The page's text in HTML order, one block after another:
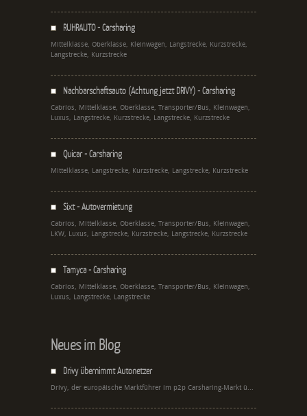
RUHRAUTO - Carsharing
Mittelklasse, Oberklasse, Kleinwagen, Langstrecke, Kurzstrecke,
Langstrecke, Kurzstrecke
Nachbarschaftsauto (Achtung jetzt DRIVY) - Carsharing
Cabrios, Mittelklasse, Oberklasse, Transporter/Bus, Kleinwagen,
Luxus, Langstrecke, Kurzstrecke, Langstrecke, Kurzstrecke
Quicar - Carsharing
Mittelklasse, Langstrecke, Kurzstrecke, Langstrecke, Kurzstrecke
Sixt - Autovermietung
Cabrios, Mittelklasse, Oberklasse, Transporter/Bus, Kleinwagen,
LKW, Luxus, Langstrecke, Kurzstrecke, Langstrecke, Kurzstrecke
Tamyca - Carsharing
Cabrios, Mittelklasse, Oberklasse, Transporter/Bus, Kleinwagen,
Luxus, Langstrecke, Langstrecke
Neues im Blog
Drivy übernimmt Autonetzer
Drivy, der europäische Marktführer im p2p Carsharing-Markt ü...